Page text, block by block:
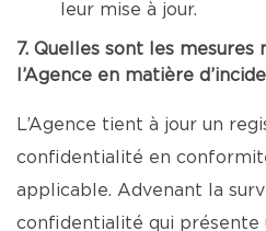
leur mise à jour.
7. Quelles sont les mesures
l’Agence en matière
L’Agence tient à jour un
confidentialité en
applicable. Advenant la
confidentialité qui présente